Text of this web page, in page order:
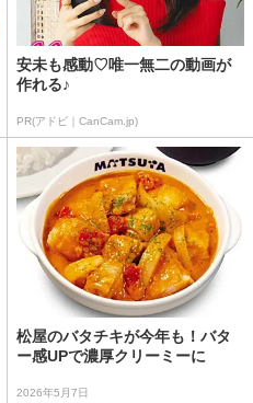
安未も感動♡唯一無二の動画が
作れる♪
PR(アドビ｜CanCam.jp)
松屋のバタチキが今年も！バタ
ー感UPで濃厚クリーミーに
2026年5月7日